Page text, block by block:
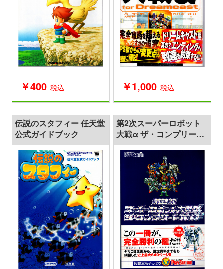
￥400 税込 ￥1,000 税込
伝説のスタフィー 任天堂
公式ガイドブック
第2次スーパーロボット
大戦α ザ・コンプリート
ガイド